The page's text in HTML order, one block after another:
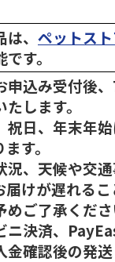
、 ペットス
す。
申込み受付後
します。
日、年末年
す。
、天候や交
届けが遅れる
めご了承くださ
決済、
金確認後の発送